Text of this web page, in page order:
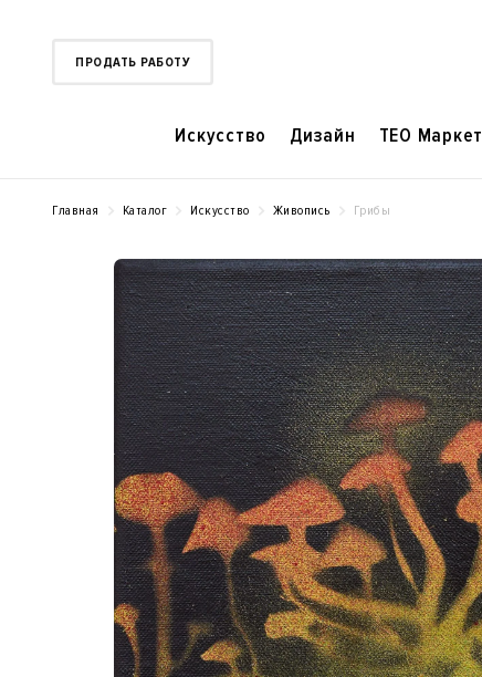
ПРОДАТЬ РАБОТУ
Искусство Дизайн TEO Маркет
Главная Каталог Искусство Живопись Грибы